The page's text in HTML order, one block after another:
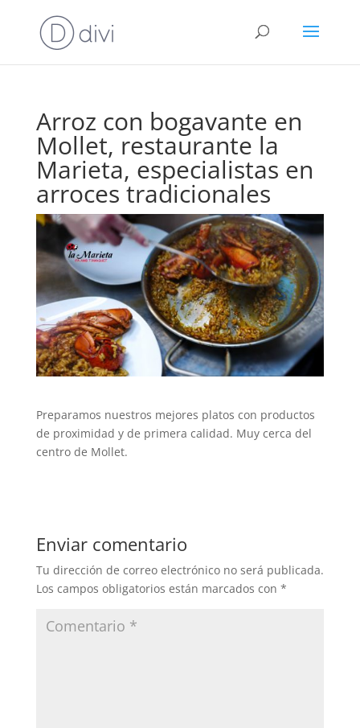
Arroz con bogavante en
Mollet, restaurante la
Marieta, especialistas en
arroces tradicionales
Preparamos nuestros mejores platos con productos
de proximidad y de primera calidad. Muy cerca del
centro de Mollet.
Enviar comentario
Tu dirección de correo electrónico no será publicada.
Los campos obligatorios están marcados con *